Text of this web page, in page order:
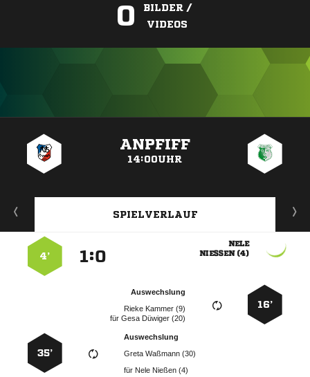
0
BILDER /
VIDEOS
ANPFIFF
14:00UHR
SPIELVERLAUF

 
:
4’
16’
Auswechslung
  
für  
Auswechslung
  
für   
35’